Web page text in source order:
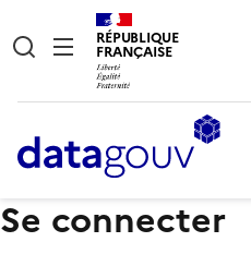
RÉPUBLIQUE
FRANÇAISE
Se connecter